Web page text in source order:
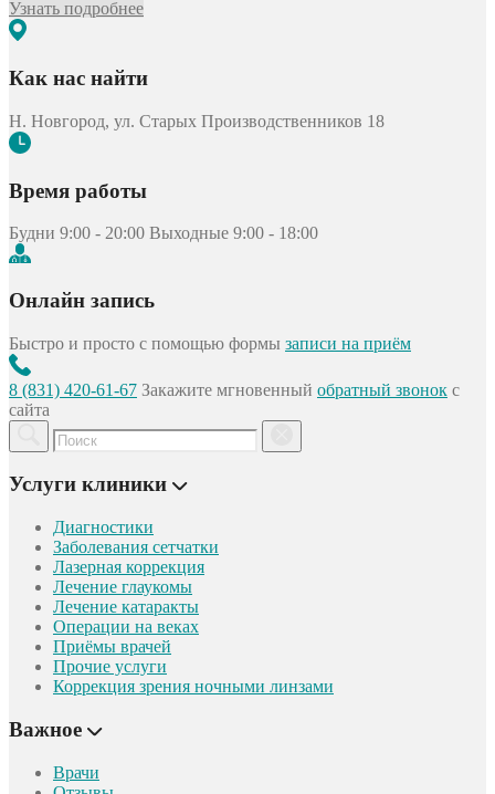
Узнать подробнее
Как нас найти
Н. Новгород, ул. Старых Производственников 18
Время работы
Будни 9:00 - 20:00 Выходные 9:00 - 18:00
Онлайн запись
Быстро и просто с помощью формы записи на приём
8 (831) 420-61-67 Закажите мгновенный обратный звонок с
сайта
Услуги клиники
Диагностики
Заболевания сетчатки
Лазерная коррекция
Лечение глаукомы
Лечение катаракты
Операции на веках
Приёмы врачей
Прочие услуги
Коррекция зрения ночными линзами
Важное
Врачи